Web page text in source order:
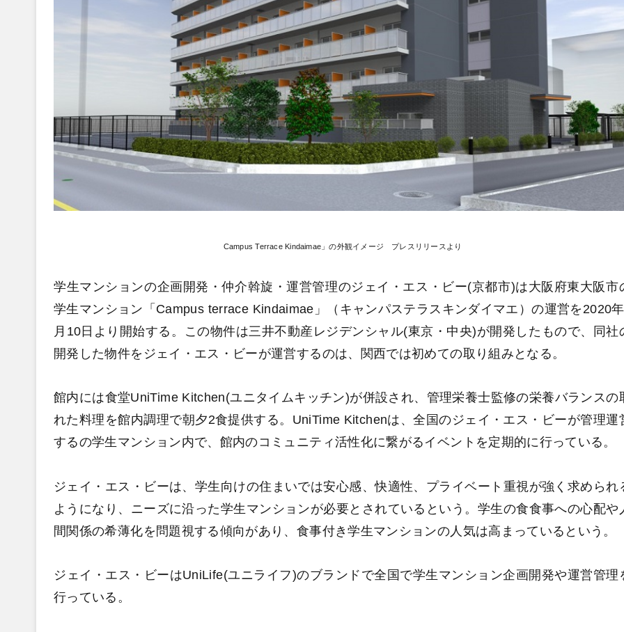
Campus Terrace Kindaimae」の外観イメージ プレスリリースより
学生マンションの企画開発・仲介斡旋・運営管理のジェイ・エス・ビー(京都市)は大阪府東大阪市
学生マンション「Campus terrace Kindaimae」（キャンパステラスキンダイマエ）の運営を2020
月10日より開始する。この物件は三井不動産レジデンシャル(東京・中央)が開発したもので、同社
開発した物件をジェイ・エス・ビーが運営するのは、関西では初めての取り組みとなる。
館内には食堂UniTime Kitchen(ユニタイムキッチン)が併設され、管理栄養士監修の栄養バランスの
れた料理を館内調理で朝夕2食提供する。UniTime Kitchenは、全国のジェイ・エス・ビーが管理運
するの学生マンション内で、館内のコミュニティ活性化に繋がるイベントを定期的に行っている。
ジェイ・エス・ビーは、学生向けの住まいでは安心感、快適性、プライベート重視が強く求められ
ようになり、ニーズに沿った学生マンションが必要とされているという。学生の食食事への心配や
間関係の希薄化を問題視する傾向があり、食事付き学生マンションの人気は高まっているという。
ジェイ・エス・ビーはUniLife(ユニライフ)のブランドで全国で学生マンション企画開発や運営管理
行っている。